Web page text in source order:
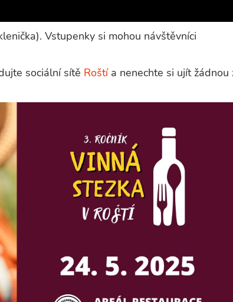
Vstupenky si mohou návštěvníci
sociální sítě Roští a nenechte si ujít žádnou